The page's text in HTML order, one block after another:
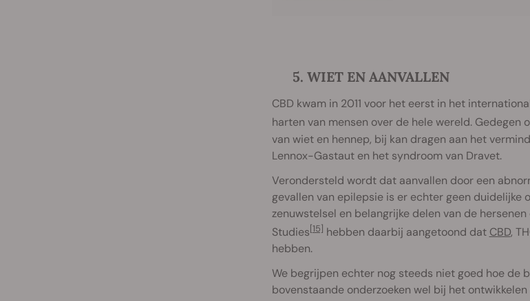
5. WIET EN AANVALLEN
CBD kwam in 2011 voor het eerst in het
harten van mensen over de hele wereld. Gedegen
van wiet en hennep, bij kan dragen aan het
Lennox-Gastaut en het syndroom van Dravet.
Verondersteld wordt dat aanvallen door een
gevallen van epilepsie is er echter geen duidelijke
zenuwstelsel en belangrijke delen van de
Studies[15] hebben daarbij aangetoond dat CBD,
hebben.
We begrijpen echter nog steeds niet goed hoe de
bovenstaande onderzoeken wel bij het